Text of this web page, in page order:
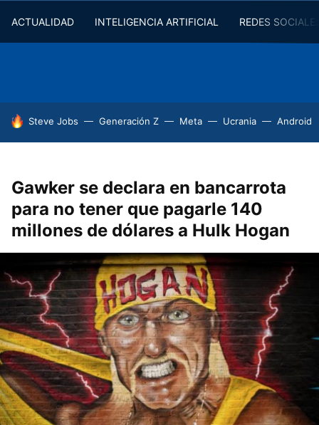
ACTUALIDAD INTELIGENCIA ARTIFICIAL REDES
HOY SE HABLA DE
Steve Jobs Generación Z Meta Ucrania Android
Gawker se declara en bancarrota
para no tener que pagarle 140
millones de dólares a Hulk Hogan